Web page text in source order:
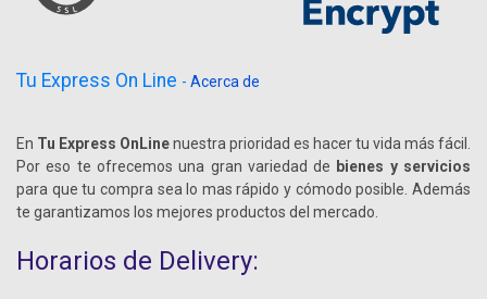
Tu Express On Line - Acerca de
En Tu Express OnLinenuestra prioridad es hacer tu vida más fácil.
Por eso te ofrecemos una gran variedad de bienes y servicios
para que tu compra sea lo mas rápido y cómodo posible. Además
te garantizamos los mejores productos del mercado.
Horarios de Delivery: